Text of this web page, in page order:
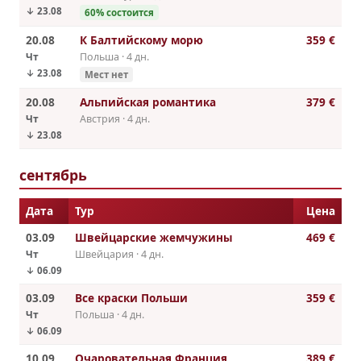
↓ 23.08 60% cостоится
20.08
Чт
↓ 23.08
К Балтийскому морю
Польша · 4 дн.
Мест нет
359 €
20.08
Чт
↓ 23.08
Альпийская романтика
Австрия · 4 дн.
379 €
сентябрь
Дата Тур
Цена
03.09
Чт
↓ 06.09
Швейцарские жемчужины
Швейцария · 4 дн.
469 €
03.09
Чт
↓ 06.09
Все краски Польши
Польша · 4 дн.
359 €